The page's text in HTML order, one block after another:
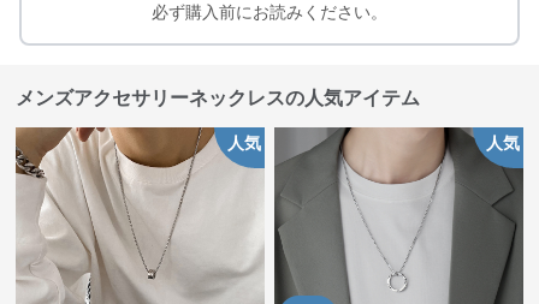
必ず購入前にお読みください。
メンズアクセサリーネックレスの人気アイテム
人気 人気